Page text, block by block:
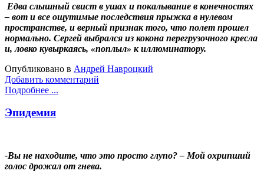
Едва слышный свист в ушах и покалывание в конечностях
– вот и все ощутимые последствия прыжка в нулевом
пространстве, и верный признак того, что полет прошел
нормально. Сергей выбрался из кокона перегрузочного кресла
и, ловко кувыркаясь, «поплыл» к иллюминатору.
Опубликовано в Андрей Навроцкий
Добавить комментарий
Подробнее ...
Эпидемия
-Вы не находите, что это просто глупо? – Мой охрипший
голос дрожал от гнева.